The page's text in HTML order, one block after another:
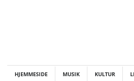
HJEMMESIDE MUSIK KULTUR